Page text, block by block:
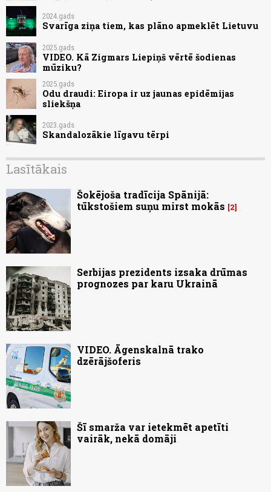
2024.gads
Svarīga ziņa tiem, kas plāno apmeklēt Lietuvu
2025.gads
VIDEO. Kā Zigmars Liepiņš vērtē šodienas
mūziku?
2025.gads
Odu draudi: Eiropa ir uz jaunas epidēmijas
sliekšņa
2023.gads
Skandalozākie līgavu tērpi
Lasītākais
Šokējoša tradīcija Spānijā:
tūkstošiem suņu mirst mokās
2
Serbijas prezidents izsaka drūmas
prognozes par karu Ukrainā
VIDEO. Āgenskalnā trako
dzērājšoferis
Šī smarža var ietekmēt apetīti
vairāk, nekā domāji